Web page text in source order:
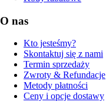
O nas
Kto jesteśmy?
Skontaktuj się z nami
Termin sprzedaży
Zwroty & Refundacje
Metody płatności
Ceny i opcje dostawy